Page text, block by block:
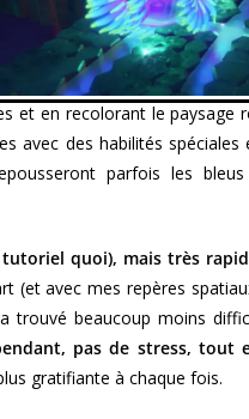
et en recolorant le paysage
avec des habilités spéciales
parfois les
quoi), mais très
(et avec mes repères
trouvé beaucoup moins
pas de stress,
gratifiante à chaque fois.